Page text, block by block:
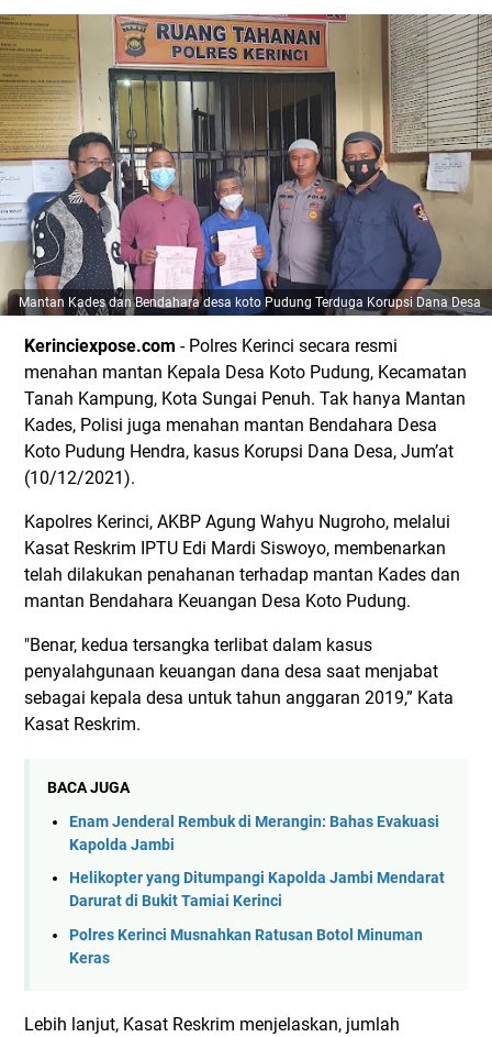
Mantan Kades dan Bendahara desa koto Pudung Terduga Korupsi Dana Desa
Kerinciexpose.com - Polres Kerinci secara resmi
menahan mantan Kepala Desa Koto Pudung, Kecamatan
Tanah Kampung, Kota Sungai Penuh. Tak hanya Mantan
Kades, Polisi juga menahan mantan Bendahara Desa
Koto Pudung Hendra, kasus Korupsi Dana Desa, Jum’at
(10/12/2021).
Kapolres Kerinci, AKBP Agung Wahyu Nugroho, melalui
Kasat Reskrim IPTU Edi Mardi Siswoyo, membenarkan
telah dilakukan penahanan terhadap mantan Kades dan
mantan Bendahara Keuangan Desa Koto Pudung.
"Benar, kedua tersangka terlibat dalam kasus
penyalahgunaan keuangan dana desa saat menjabat
sebagai kepala desa untuk tahun anggaran 2019,” Kata
Kasat Reskrim.
BACA JUGA
Enam Jenderal Rembuk di Merangin: Bahas Evakuasi
Kapolda Jambi
Helikopter yang Ditumpangi Kapolda Jambi Mendarat
Darurat di Bukit Tamiai Kerinci
Polres Kerinci Musnahkan Ratusan Botol Minuman
Keras
Lebih lanjut, Kasat Reskrim menjelaskan, jumlah